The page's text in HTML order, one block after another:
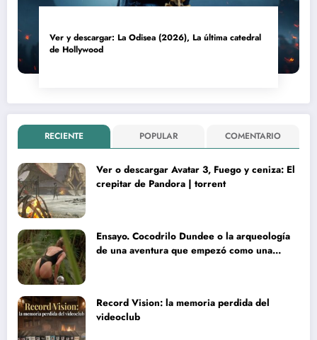
Ver y descargar: La Odisea (2026), La última catedral
de Hollywood
RECIENTE POPULAR COMENTARIO
Ver o descargar Avatar 3, Fuego y ceniza: El
crepitar de Pandora | torrent
Ensayo. Cocodrilo Dundee o la arqueología
de una aventura que empezó como una
Record Vision: la memoria perdida del
videoclub